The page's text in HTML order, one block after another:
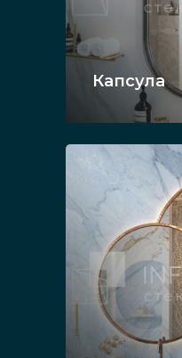
Капсула